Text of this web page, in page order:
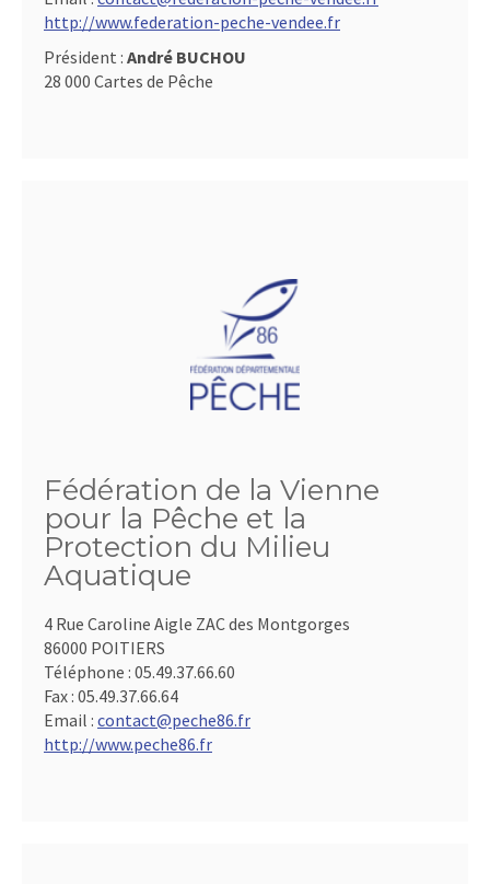
http://www.federation-peche-vendee.fr
Président : André BUCHOU
28 000 Cartes de Pêche
Fédération de la Vienne
pour la Pêche et la
Protection du Milieu
Aquatique
4 Rue Caroline Aigle ZAC des Montgorges
86000 POITIERS
Téléphone : 05.49.37.66.60
Fax : 05.49.37.66.64
Email : contact@peche86.fr
http://www.peche86.fr